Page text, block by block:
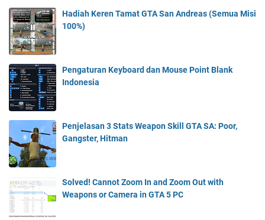
Hadiah Keren Tamat GTA San Andreas (Semua Misi
100%)
Pengaturan Keyboard dan Mouse Point Blank
Indonesia
Penjelasan 3 Stats Weapon Skill GTA SA: Poor,
Gangster, Hitman
Solved! Cannot Zoom In and Zoom Out with
Weapons or Camera in GTA 5 PC